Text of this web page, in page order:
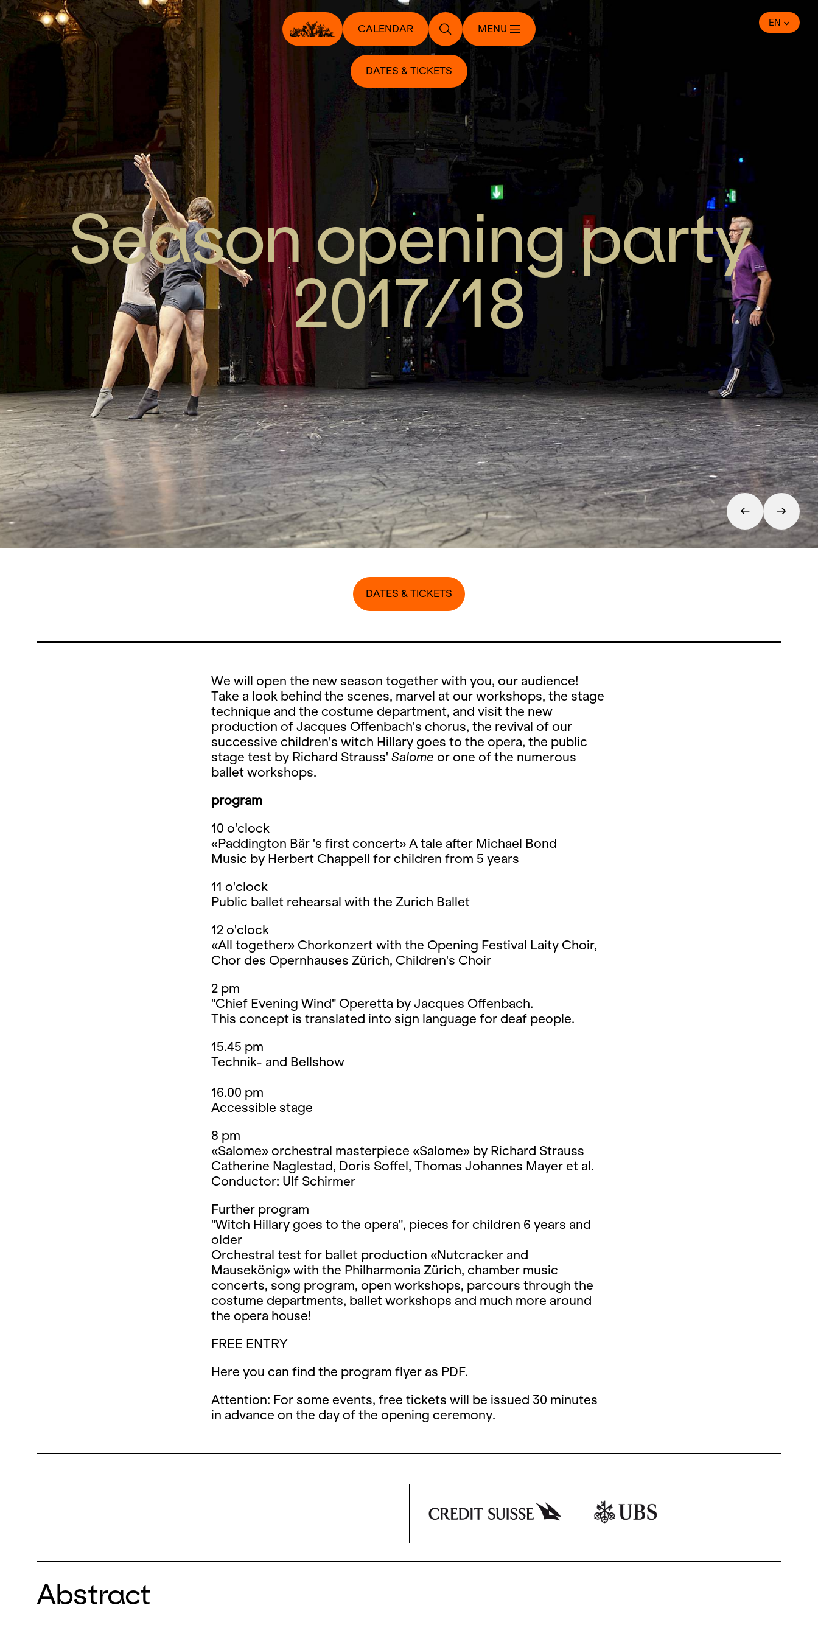
CALENDAR MENU
EN
DATES & TICKETS
Season opening party
2017/18
DATES & TICKETS
We will open the new season together with you, our audience!
Take a look behind the scenes, marvel at our workshops, the stage
technique and the costume department, and visit the new
production of Jacques Offenbach's chorus, the revival of our
successive children's witch Hillary goes to the opera, the public
stage test by Richard Strauss' Salome or one of the numerous
ballet workshops.
program
10 o'clock
«Paddington Bär 's first concert» A tale after Michael Bond
Music by Herbert Chappell for children from 5 years
11 o'clock
Public ballet rehearsal with the Zurich Ballet
12 o'clock
«All together» Chorkonzert with the Opening Festival Laity Choir,
Chor des Opernhauses Zürich, Children's Choir
2 pm
"Chief Evening Wind" Operetta by Jacques Offenbach.
This concept is translated into sign language for deaf people.
15.45 pm
Technik- and Bellshow
16.00 pm
Accessible stage
8 pm
«Salome» orchestral masterpiece «Salome» by Richard Strauss
Catherine Naglestad, Doris Soffel, Thomas Johannes Mayer et al.
Conductor: Ulf Schirmer
Further program
"Witch Hillary goes to the opera", pieces for children 6 years and
older
Orchestral test for ballet production «Nutcracker and
Mausekönig» with the Philharmonia Zürich, chamber music
concerts, song program, open workshops, parcours through the
costume departments, ballet workshops and much more around
the opera house!
FREE ENTRY
Here you can find the program flyer as PDF.
Attention: For some events, free tickets will be issued 30 minutes
in advance on the day of the opening ceremony.
Abstract